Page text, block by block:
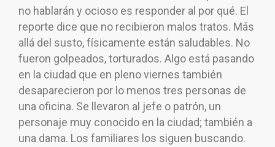
no hablarán y ocioso es responder al por qué. El
reporte dice que no recibieron malos tratos. Más
allá del susto, físicamente están saludables. No
fueron golpeados, torturados. Algo está pasando
en la ciudad que en pleno viernes también
desaparecieron por lo menos tres personas de
una oficina. Se llevaron al jefe o patrón, un
personaje muy conocido en la ciudad; también a
una dama. Los familiares los siguen buscando.